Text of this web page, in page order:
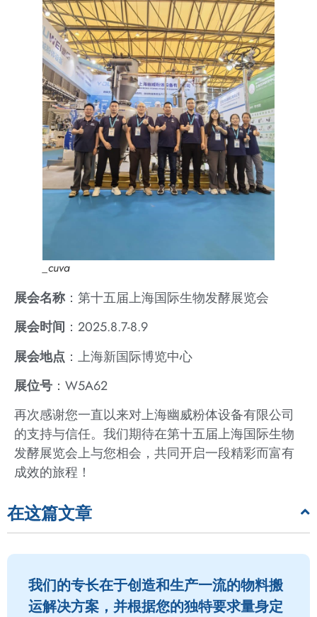
在这篇文章
我们的专长在于创造和生产一流的物料搬
运解决方案，并根据您的独特要求量身定
_cuva
展会名称 ：第十五届上海国际生物发酵展览会
展会时间 ：2025.8.7-8.9
展会地点 ：上海新国际博览中心
展位号 ：W5A62
再次感谢您一直以来对上海幽威粉体设备有限公司
的支持与信任。我们期待在第十五届上海国际生物
发酵展览会上与您相会，共同开启一段精彩而富有
成效的旅程！